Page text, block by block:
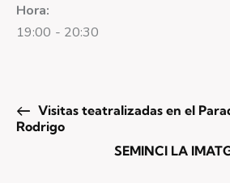
Hora:
19:00 - 20:30
Visitas teatralizadas en el
Rodrigo
SEMINCI LA